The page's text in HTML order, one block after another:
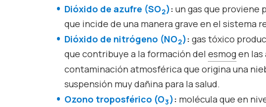
Dióxido de azufre (SO2): un gas que
que incide de una manera grave en el sistema
Dióxido de nitrógeno (NO2): gas tóxico
que contribuye a la formación delesmogen
contaminación atmosférica que origina una
suspensión muy dañina para la salud.
Ozono troposférico (O3): molécula que en